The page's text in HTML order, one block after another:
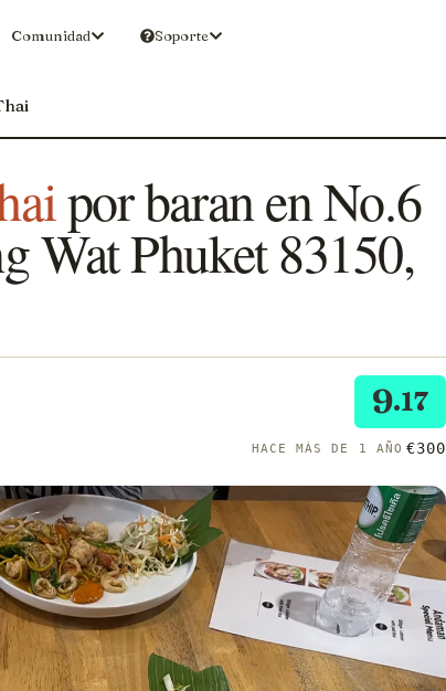
Comunidad Soporte
por baran en No.6
Wat Phuket 83150,
9.17
HACE MÁS DE 1 AÑO €300